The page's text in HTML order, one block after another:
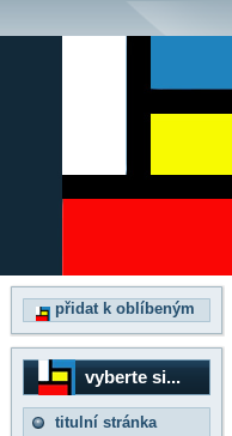
přidat k oblíbeným
vyberte si...
titulní stránka